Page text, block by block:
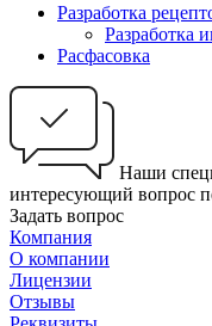
Разработка
Разработка
Расфасовка
Наши
интересующий вопрос
Задать вопрос
Компания
О компании
Лицензии
Отзывы